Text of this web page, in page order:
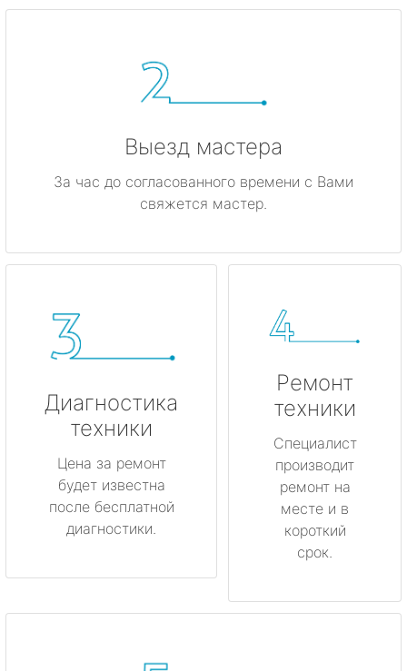
Выезд мастера
За час до согласованного времени с Вами
свяжется мастер.
Диагностика
техники
Цена за ремонт
будет известна
после бесплатной
диагностики.
Ремонт
техники
Специалист
производит
ремонт на
месте и в
короткий
срок.